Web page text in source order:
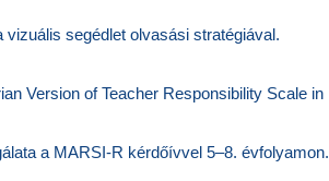
segédlet olvasási stratégiával.
Version of Teacher Responsibility Scale in
a MARSI-R kérdőívvel 5–8. évfolyamon.